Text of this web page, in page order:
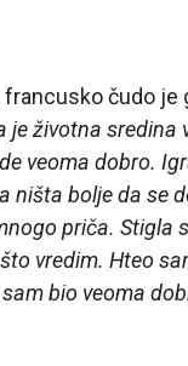
francusko čudo
je životna sredina
veoma dobro.
ništa bolje da se
priča. Stigla
vredim. Hteo
bio veoma